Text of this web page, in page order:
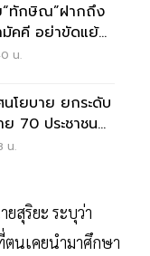
“ทักษิณ”ฝากถึง
มัคคี อย่าขัดแย้ง
น.
นโยบาย ยกระดับ
ย 70 ประชาชน
น.
สุริยะ ระบุว่า
ตนเคยนำมาศึกษา